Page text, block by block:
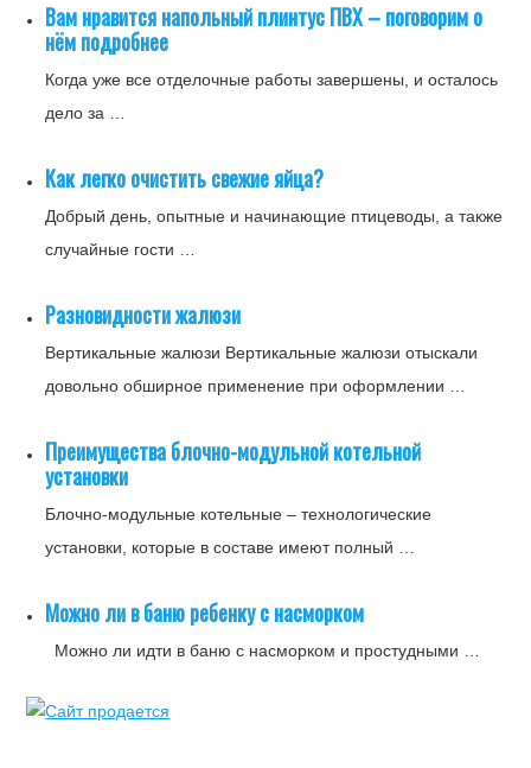
Вам нравится напольный плинтус ПВХ – поговорим о
нём подробнее
Когда уже все отделочные работы завершены, и осталось
дело за …
Как легко очистить свежие яйца?
Добрый день, опытные и начинающие птицеводы, а также
случайные гости …
Разновидности жалюзи
Вертикальные жалюзи Вертикальные жалюзи отыскали
довольно обширное применение при оформлении …
Преимущества блочно-модульной котельной
установки
Блочно-модульные котельные – технологические
установки, которые в составе имеют полный …
Можно ли в баню ребенку с насморком
Можно ли идти в баню с насморком и простудными …